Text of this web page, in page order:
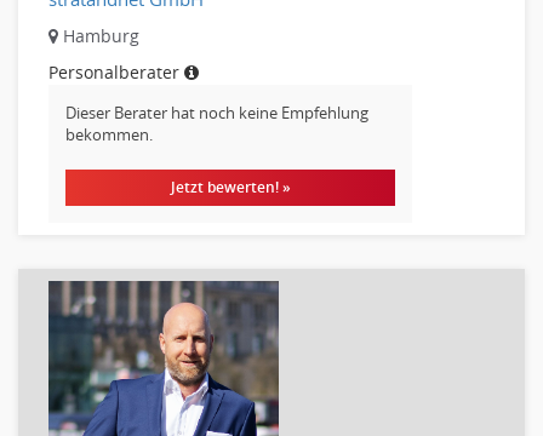
Qualitätsmanagement
Technischer Systemplaner, Bauzeichner
Wirtschaftsingenieur
Technisches Gebäudemanagement (TGM)
Anwendungsadministration
Consulting, Engineering
Data Warehouse, Business Intelligence
Hamburg
Personalberater
Dieser Berater hat noch keine Empfehlung
bekommen.
Jetzt bewerten! »